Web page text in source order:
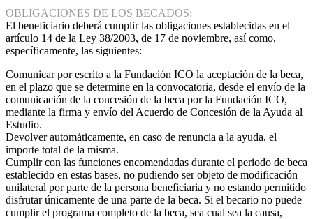
OBLIGACIONES DE LOS BECADOS:
El beneficiario deberá cumplir las obligaciones establecidas en el
artículo 14 de la Ley 38/2003, de 17 de noviembre, así como,
específicamente, las siguientes:
Comunicar por escrito a la Fundación ICO la aceptación de la beca,
en el plazo que se determine en la convocatoria, desde el envío de la
comunicación de la concesión de la beca por la Fundación ICO,
mediante la firma y envío del Acuerdo de Concesión de la Ayuda al
Estudio.
Devolver automáticamente, en caso de renuncia a la ayuda, el
importe total de la misma.
Cumplir con las funciones encomendadas durante el periodo de beca
establecido en estas bases, no pudiendo ser objeto de modificación
unilateral por parte de la persona beneficiaria y no estando permitido
disfrutar únicamente de una parte de la beca. Si el becario no puede
cumplir el programa completo de la beca, sea cual sea la causa,